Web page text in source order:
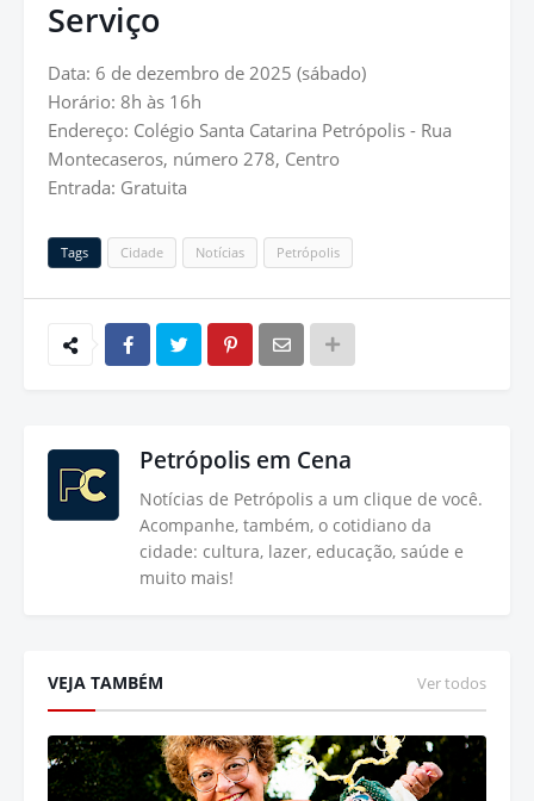
Serviço
Data: 6 de dezembro de 2025 (sábado)
Horário: 8h às 16h
Endereço: Colégio Santa Catarina Petrópolis - Rua
Montecaseros, número 278, Centro
Entrada: Gratuita
Tags Cidade Notícias Petrópolis
Petrópolis em Cena
Notícias de Petrópolis a um clique de você.
Acompanhe, também, o cotidiano da
cidade: cultura, lazer, educação, saúde e
muito mais!
VEJA TAMBÉM Ver todos